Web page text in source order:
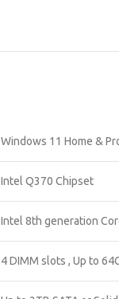
Windows 11 Home &
Intel Q370 Chipset
Intel 8th generation
4 DIMM slots , Up to